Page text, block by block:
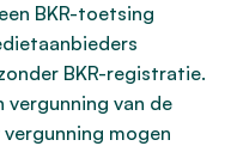
BKR-toetsing
BKR-registratie.
vergunning van de
mogen